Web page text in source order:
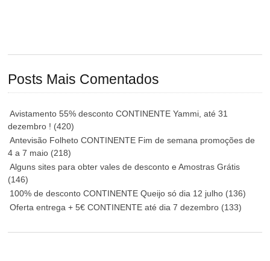
Posts Mais Comentados
Avistamento 55% desconto CONTINENTE Yammi, até 31
dezembro ! (420)
Antevisão Folheto CONTINENTE Fim de semana promoções de
4 a 7 maio (218)
Alguns sites para obter vales de desconto e Amostras Grátis
(146)
100% de desconto CONTINENTE Queijo só dia 12 julho (136)
Oferta entrega + 5€ CONTINENTE até dia 7 dezembro (133)